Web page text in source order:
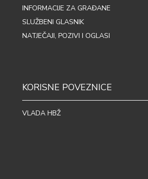
INFORMACIJE ZA GRAĐANE
SLUŽBENI GLASNIK
NATJEČAJI, POZIVI I OGLASI
KORISNE POVEZNICE
VLADA HBŽ